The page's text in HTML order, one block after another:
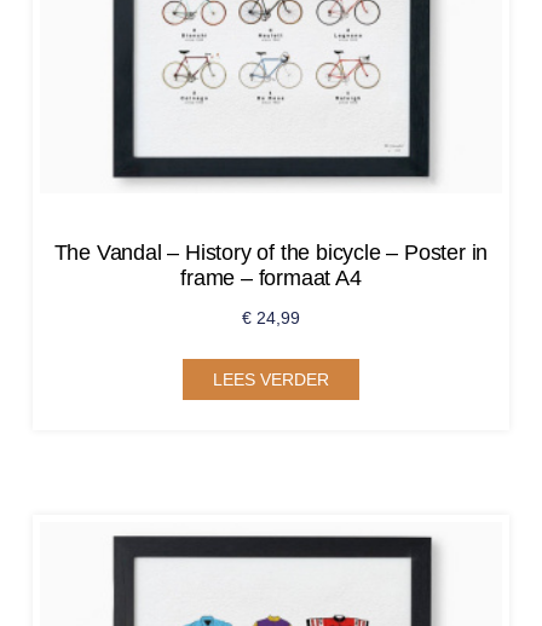
The Vandal – History of the bicycle – Poster in
frame – formaat A4
€ 24,99
LEES VERDER